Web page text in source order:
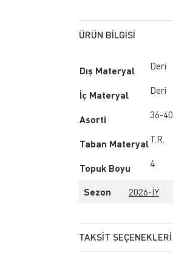
ÜRÜN BILGISI
Dış Materyal Deri
İç Materyal Deri
Asorti 36-40
Taban Materyal T.R.
Topuk Boyu 4
Sezon 2026-İY
TAKSIT SEÇENEKLERI